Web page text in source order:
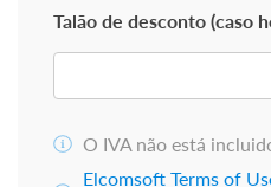
Talão de desconto (caso
O IVA não está
Elcomsoft Terms of